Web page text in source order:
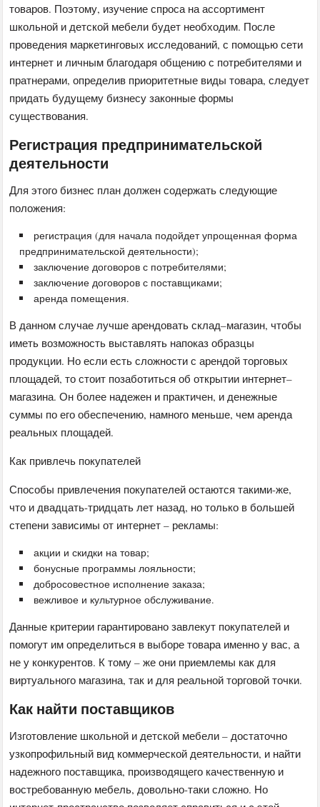
товаров. Поэтому, изучение спроса на ассортимент
школьной и детской мебели будет необходим. После
проведения маркетинговых исследований, с помощью сети
интернет и личным благодаря общению с потребителями и
пратнерами, определив приоритетные виды товара, следует
придать будущему бизнесу законные формы
существования.
Регистрация предпринимательской
деятельности
Для этого бизнес план должен содержать следующие
положения:
регистрация (для начала подойдет упрощенная форма
предпринимательской деятельности);
заключение договоров с потребителями;
заключение договоров с поставщиками;
аренда помещения.
В данном случае лучше арендовать склад–магазин, чтобы
иметь возможность выставлять напоказ образцы
продукции. Но если есть сложности с арендой торговых
площадей, то стоит позаботиться об открытии интернет–
магазина. Он более надежен и практичен, и денежные
суммы по его обеспечению, намного меньше, чем аренда
реальных площадей.
Как привлечь покупателей
Способы привлечения покупателей остаются такими-же,
что и двадцать-тридцать лет назад, но только в большей
степени зависимы от интернет – рекламы:
акции и скидки на товар;
бонусные программы лояльности;
добросовестное исполнение заказа;
вежливое и культурное обслуживание.
Данные критерии гарантировано завлекут покупателей и
помогут им определиться в выборе товара именно у вас, а
не у конкурентов. К тому – же они приемлемы как для
виртуального магазина, так и для реальной торговой точки.
Как найти поставщиков
Изготовление школьной и детской мебели – достаточно
узкопрофильный вид коммерческой деятельности, и найти
надежного поставщика, производящего качественную и
востребованную мебель, довольно-таки сложно. Но